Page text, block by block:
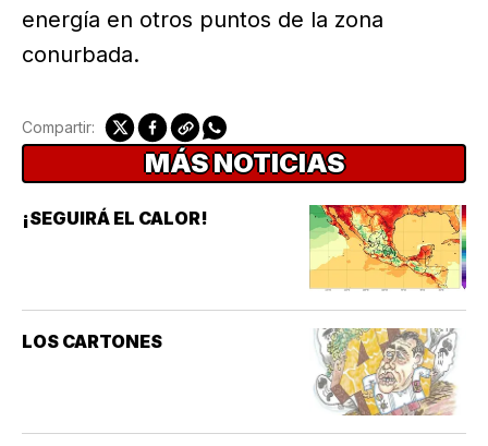
energía en otros puntos de la zona
conurbada.
Compartir:
MÁS NOTICIAS
¡SEGUIRÁ EL CALOR!
LOS CARTONES